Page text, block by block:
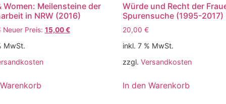
Women: Meilensteine der
in NRW (2016)
Neuer Preis: 15,00€
MwSt.
Würde und Recht der
Spurensuche (1995-2017)
20,00€
inkl. 7 % MwSt.
zzgl.Versandkosten
In den Warenkorb